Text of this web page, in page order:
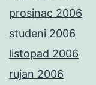
prosinac 2006
studeni 2006
listopad 2006
rujan 2006